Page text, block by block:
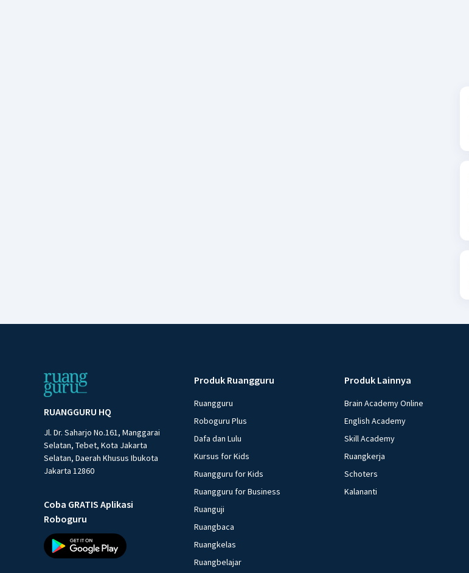
RUANGGURU HQ
Jl. Dr. Saharjo No.161, Manggarai
Selatan, Tebet, Kota Jakarta
Selatan, Daerah Khusus Ibukota
Jakarta 12860
Coba GRATIS Aplikasi
Roboguru
Produk Ruangguru
Ruangguru
Roboguru Plus
Dafa dan Lulu
Kursus for Kids
Ruangguru for Kids
Ruangguru for Business
Ruanguji
Ruangbaca
Ruangkelas
Ruangbelajar
Produk Lainnya
Brain Academy Online
English Academy
Skill Academy
Ruangkerja
Schoters
Kalananti